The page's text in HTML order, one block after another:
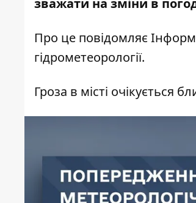
зважати на зміни в
Про це повідомляє
гідрометеорології.
Гроза в місті очікується